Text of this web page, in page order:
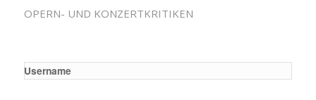
OPERN- UND KONZERTKRITIKEN
Username